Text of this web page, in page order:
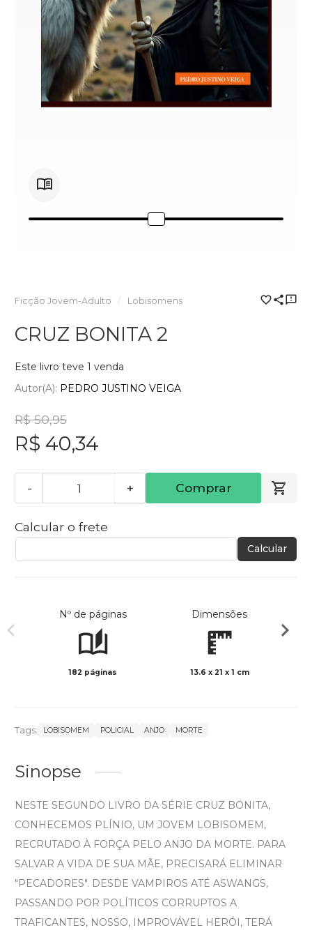
Ficção Jovem-Adulto Lobisomens
CRUZ BONITA 2
Este livro teve 1 venda
Autor(a): PEDRO JUSTINO VEIGA
R$ 50,95
R$ 40,34
- + Comprar
Calcular o frete
Calcular
Nº de páginas
182 páginas
Dimensões
13.6 x 21 x 1 cm
Tags: LOBISOMEM POLICIAL ANJO MORTE
Sinopse
NESTE SEGUNDO LIVRO DA SÉRIE CRUZ BONITA,
CONHECEMOS PLÍNIO, UM JOVEM LOBISOMEM,
RECRUTADO À FORÇA PELO ANJO DA MORTE. PARA
SALVAR A VIDA DE SUA MÃE, PRECISARÁ ELIMINAR
"PECADORES". DESDE VAMPIROS ATÉ ASWANGS,
PASSANDO POR POLÍTICOS CORRUPTOS A
TRAFICANTES, NOSSO, IMPROVÁVEL HERÓI, TERÁ